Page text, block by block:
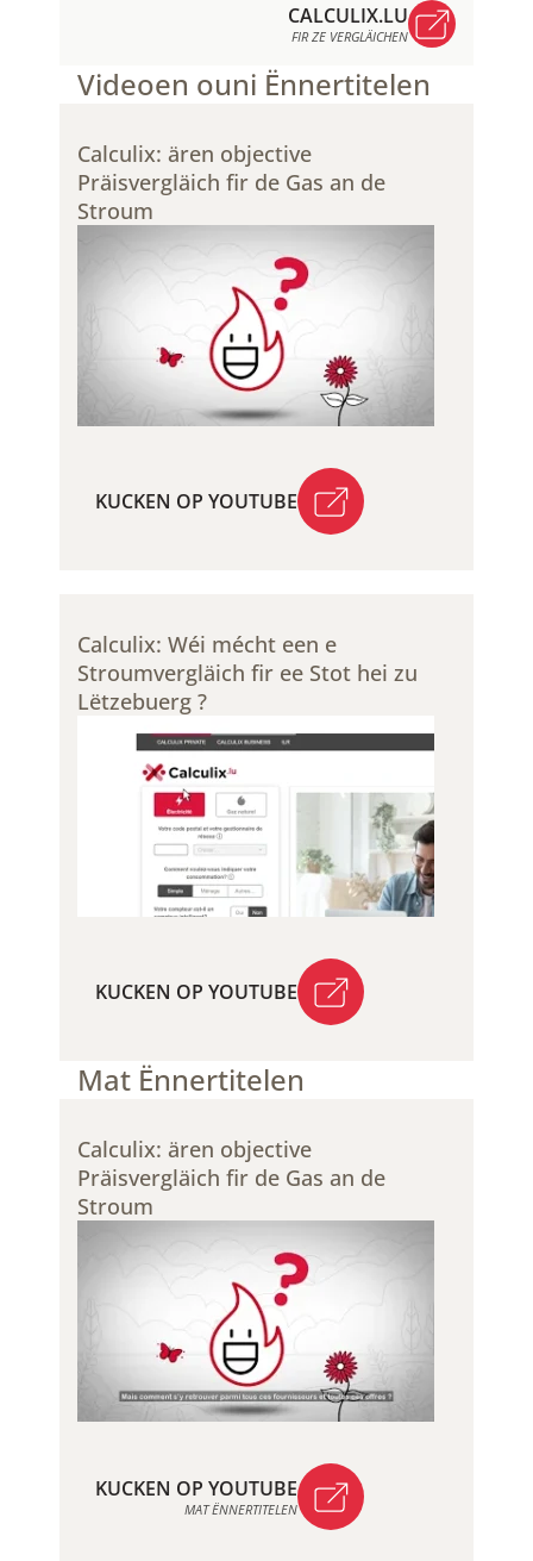
CALCULIX.LU
FIR ZE VERGLÄICHEN
FIR ZE VERGLÄICHEN
Videoen ouni Ënnertitelen
Calculix: ären objective
Präisvergläich fir de Gas an de
Stroum
KUCKEN OP YOUTUBE
Calculix: Wéi mécht een e
Stroumvergläich fir ee Stot hei zu
Lëtzebuerg ?​
KUCKEN OP YOUTUBE
KUCKEN OP YOUTUBE
Mat Ënnertitelen
Calculix: ären objective
Präisvergläich fir de Gas an de
Stroum​
KUCKEN OP YOUTUBE
MAT ËNNERTITELEN